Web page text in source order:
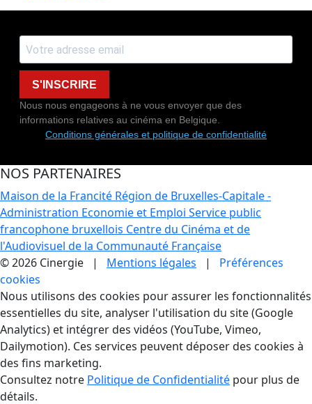
S'INSCRIRE
Nous nous engageons à ne vous envoyer que des
informations relatives au cinéma en Belgique.
Conditions générales et politique de confidentialité
NOS PARTENAIRES
Maison de la Francité Région de Bruxelles-Capitale -
Administration Economie et Emploi Service public
francophone bruxellois Centre du Cinéma et de
l'Audiovisuel de la Communauté Française
© 2026 Cinergie | Mentions légales | Préférences
cookies
Gestion des Cookies
Nous utilisons des cookies pour assurer les fonctionnalités
essentielles du site, analyser l'utilisation du site (Google
Analytics) et intégrer des vidéos (YouTube, Vimeo,
Dailymotion). Ces services peuvent déposer des cookies à
des fins marketing.
Consultez notre Politique de Confidentialité pour plus de
détails.